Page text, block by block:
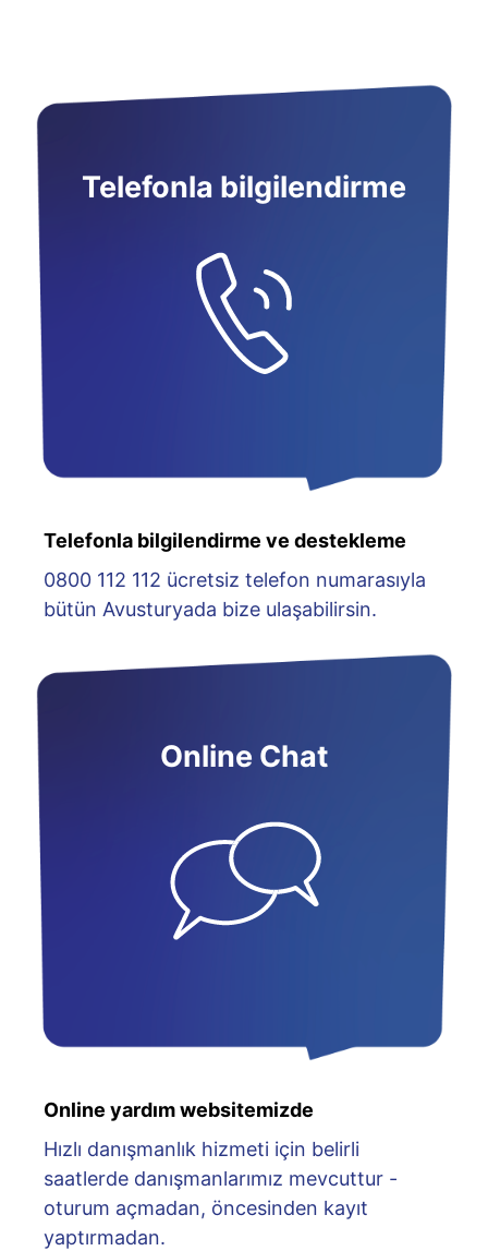
Telefonla bilgilendirme
Telefonla bilgilendirme ve destekleme
0800 112 112 ücretsiz telefon numarasıyla
bütün Avusturyada bize ulaşabilirsin.
Online Chat
Online yardım websitemizde
Hızlı danışmanlık hizmeti için belirli
saatlerde danışmanlarımız mevcuttur -
oturum açmadan, öncesinden kayıt
yaptırmadan.